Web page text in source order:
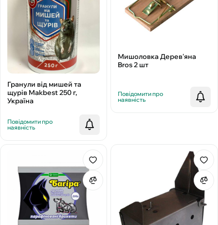
Гранули від мишей та
щурів Makbest 250 г,
Україна
Повідомити про
наявність
Мишоловка Дерев'яна
Bros 2 шт
Повідомити про
наявність